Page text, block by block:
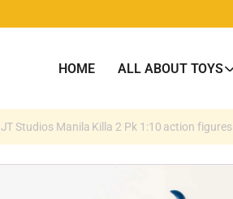
HOME ALL ABOUT TOYS
JT Studios Manila Killa 2 Pk 1:10 action figures